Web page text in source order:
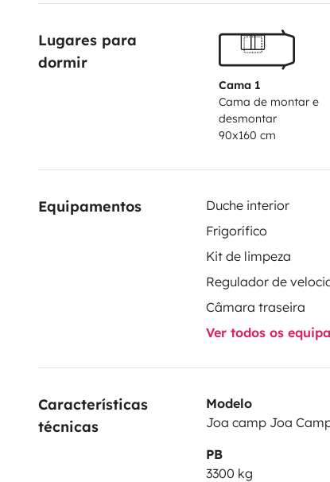
d'informations et de précisions :)
Lugares para
dormir
Cama 1
Cama de montar e
desmontar
90x160 cm
Equipamentos Duche interior
Frigorífico
Kit de limpeza
Câmara traseira
Ver todos os
Características
técnicas
Modelo
Joa camp Joa
PB
3300 kg